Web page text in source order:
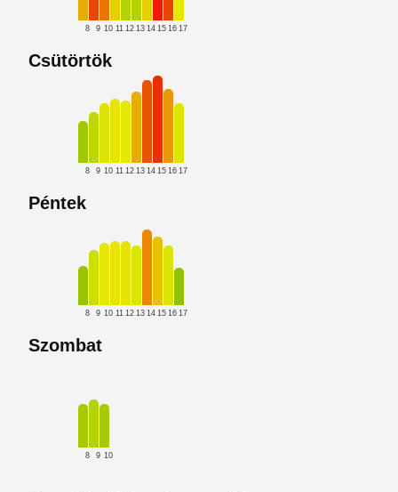
8 9 10 11 12 13 14 15 16 17
Csütörtök
8 9 10 11 12 13 14 15 16 17
Péntek
8 9 10 11 12 13 14 15 16 17
Szombat
8 9 10